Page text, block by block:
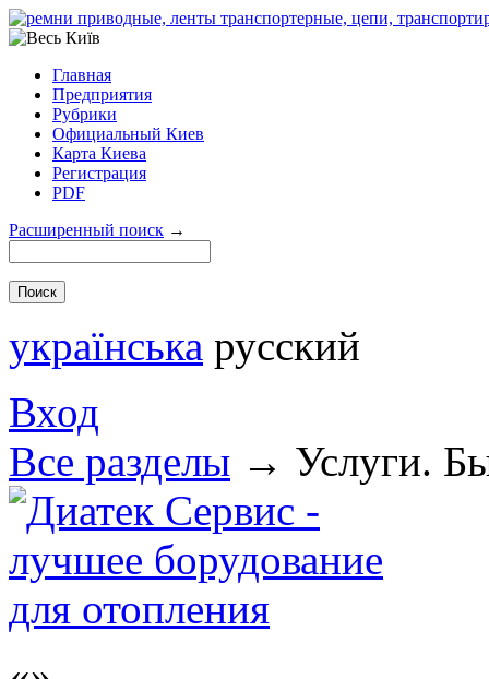
Главная
Предприятия
Рубрики
Официальный Киев
Карта Киева
Регистрация
PDF
Расширенный поиск →
українська русский
Вход
Все разделы → Услуги.